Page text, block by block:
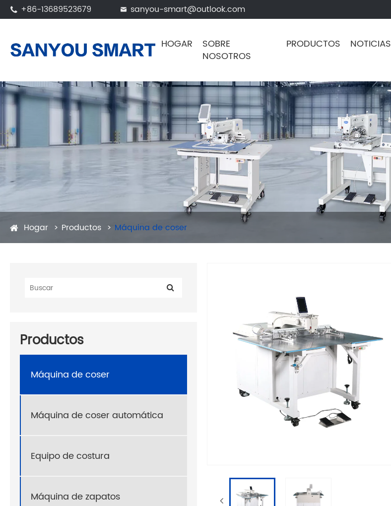
 +86-13689523679  sanyou-smart@outlook.com
HOGAR
SOBRE
NOSOTROS
PRODUCTOS NOTICIAS
Hogar Productos Máquina de coser
Productos
Máquina de coser
Máquina de coser automática
Equipo de costura
Máquina de zapatos